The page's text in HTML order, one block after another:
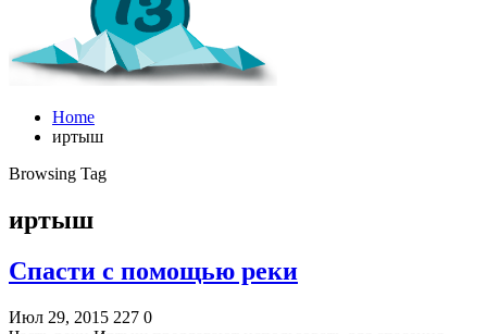
Home
иртыш
Browsing Tag
иртыш
Спасти с помощью реки
Июл 29, 2015 227 0